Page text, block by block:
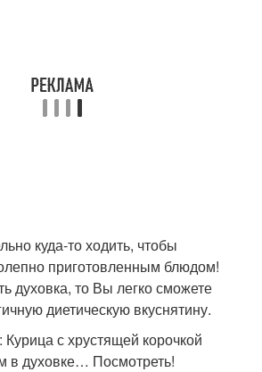
Курица в сливочном
соусе
куда-то ходить, чтобы
приготовленным блюдом!
духовка, то Вы легко сможете
диетическую вкуснятину.
с хрустящей корочкой
в духовке… Посмотреть!